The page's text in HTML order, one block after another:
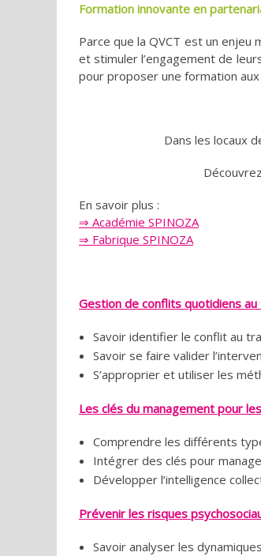
Formation innovante en
Parce que la QVCT est un
et stimuler l’engagement de
pour proposer une formation
Dans les locaux
En savoir plus :
⇒ Académie SPINOZA
⇒ Fabrique SPINOZA
Gestion de conflits quotidiens au
Savoir identifier le conflit au
Savoir se faire valider
S’approprier et utiliser les
Les clés du management pour
Comprendre les différents
Intégrer des clés pour
Développer l’intelligence
Prévenir les risques
Savoir analyser les